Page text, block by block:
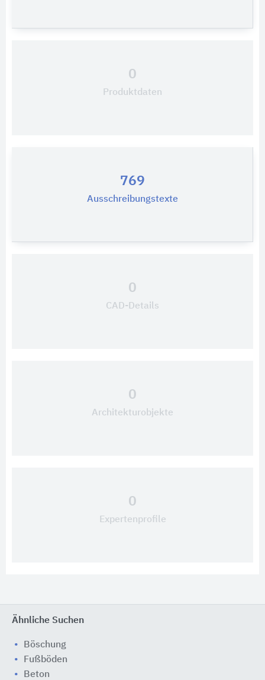
0
Produktdaten
769
Ausschreibungstexte
0
CAD-Details
0
Architekturobjekte
0
Expertenprofile
Ähnliche Suchen
Böschung
Fußböden
Beton